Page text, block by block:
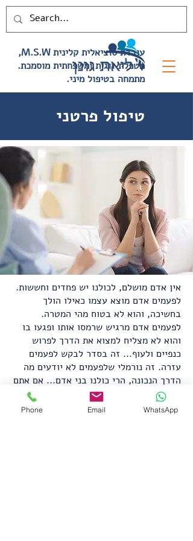
,M.S.W עובדת סוציאלית קלינית
.מטפלת זוגית ומשפחתית מוסמכת
.מתמחה בטיפול מיני
טיפול פרטני
אין אדם מושלם, לכולנו יש פחדים וחששות.
לפעמים אדם מוצא עצמו כאילו הולך
בחשיכה, והוא לא בטוח מהי המטרה.
לפעמים אדם מרגיש שרמסו אותו ופגעו בו
והוא לא מצליח למצוא את הדרך לפרוש
כנפיים ולעוף... זה בסדר לבקש לפעמים
עזרה. זה נורמלי שלפעמים לא יודעים מה
הדרך הנכונה, הרי כולנו בני אדם... אם אתם
מרגישים מעט אבודים, אם אתם צריכים
מישהו שיעזור לכם לבנות את עצמכם שוב
Phone Email WhatsApp